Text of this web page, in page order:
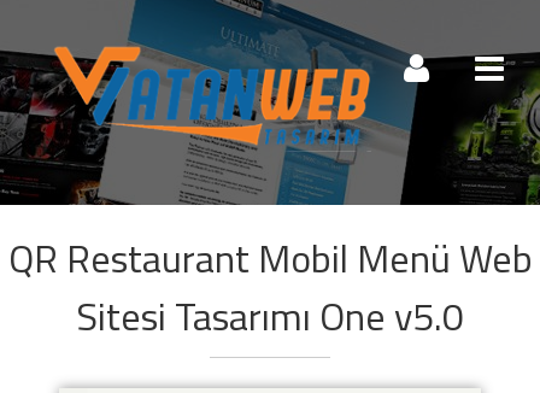
QR Restaurant Mobil Menü Web
Sitesi Tasarımı One v5.0
Müşteri Paneli
Beni Hatırla Şifremi Unuttum!
Giriş Yap